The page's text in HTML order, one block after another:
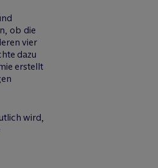
ob die
vier
dazu
erstellt
wird,